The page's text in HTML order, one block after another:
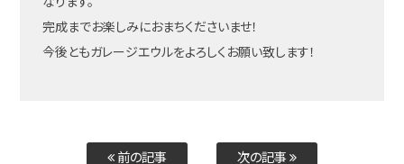
完成までお楽しみにおまちくださいませ！
今後ともガレージエウルをよろしくお願い致します！
前の記事 次の記事